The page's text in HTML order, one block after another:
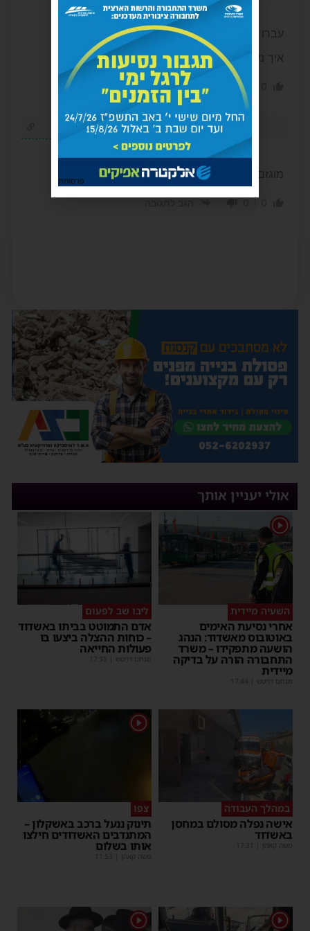
עברו כל גבול. מה זה הדבר הזה
איך נעמוד בתשלומים האלו??
0 הגב לתגובה
בעילום שם
מוגזם
אולי יעניין אותך
1
השעיה מיידית
אחרי נסיעת האימים
באוטובוס מאשדוד: הנהג
הושעה מתפקידו – משרד
התחבורה הורה על בדיקה
מיידית
מנחם דויטש 17:44
ליבו שב לפעום
אדם התמוטט בביתו באשדוד
– כוחות ההצלה ביצעו בו
פעולות החייאה
מנחם דויטש 17:35
במהלך העבודה
אישה נפלה מסולם במחסן
באשדוד
משה קאהן 17:31
1
צפו
תינוק ננעל ברכב באשקלון –
המתנדבים האשדודים חילצו
אותו בשלום
משה קאהן 11:53
1
1
פרסומת